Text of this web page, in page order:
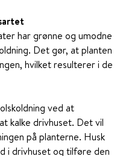
har grønne og umodne
Det gør, at planten
hvilket resulterer i de
ved at
kalke drivhuset. Det vil
på planterne. Husk
i drivhuset og tilføre den